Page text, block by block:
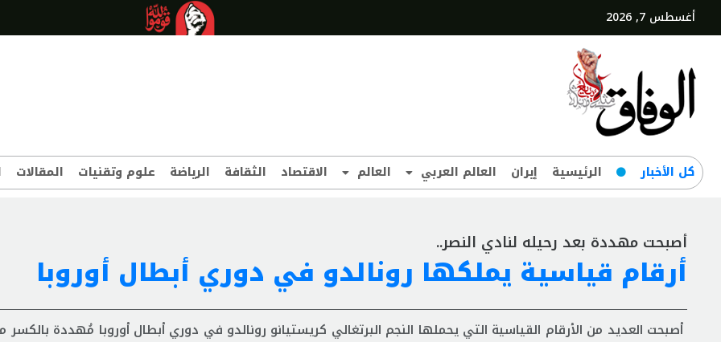
أغسطس 7, 2026
کل‌ الأخبار الرئيسية إيران العالم العربي العالم الاقتصاد الثقافة الرياضة علوم وتقنيات المقالات
أصبحت مهددة بعد رحيله لنادي النصر..
أرقام قياسية يملكها رونالدو في دوري أبطال أوروبا
أصبحت العديد من الأرقام القياسية التي يحملها النجم البرتغالي كريستيانو رونالدو في دوري أبطال أوروبا مُهددة بالكسر